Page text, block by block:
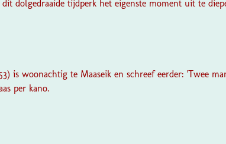
dolgedraaide tijdperk het eigenste moment uit te
is woonachtig te Maaseik en schreef eerder: 'Twee
per kano.